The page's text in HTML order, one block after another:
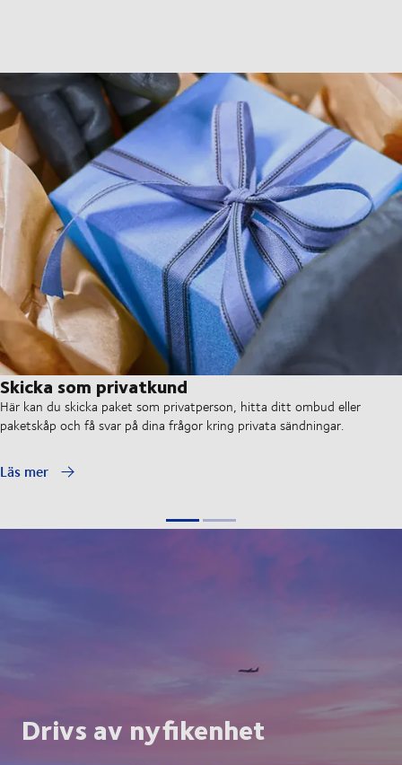
Skicka som privatkund
Här kan du skicka paket som privatperson, hitta ditt ombud eller
paketskåp och få svar på dina frågor kring privata sändningar.
Läs mer
Drivs av nyfikenhet